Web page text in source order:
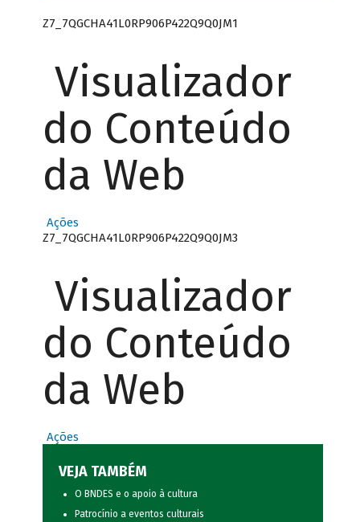
Z7_7QGCHA41L0RP906P422Q9Q0JM1
Visualizador
do Conteúdo
da Web
Ações
Z7_7QGCHA41L0RP906P422Q9Q0JM3
Visualizador
do Conteúdo
da Web
Ações
VEJA TAMBÉM
O BNDES e o apoio à cultura
Patrocínio a eventos culturais